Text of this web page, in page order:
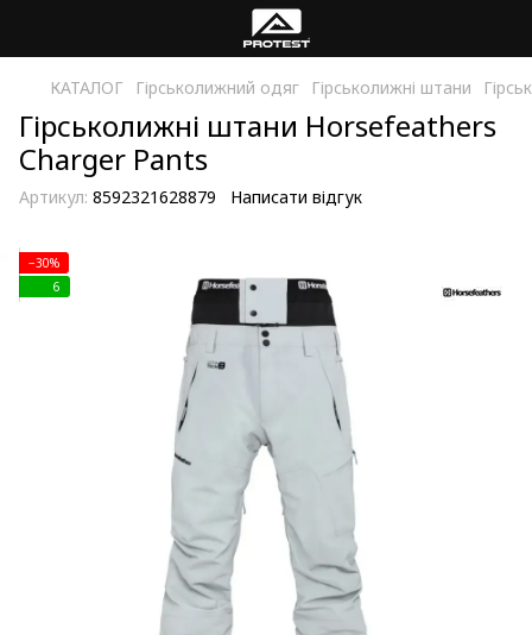
КАТАЛОГ Гірськолижний одяг Гірськолижні штани
Гірськолижні штани Horsefeathers
Charger Pants
Артикул: 8592321628879 Написати відгук
−30%
6